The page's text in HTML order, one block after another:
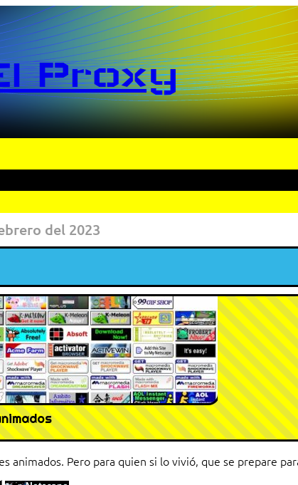
Proxy
del 2023
Pero para quien si lo vivió, que se prepare